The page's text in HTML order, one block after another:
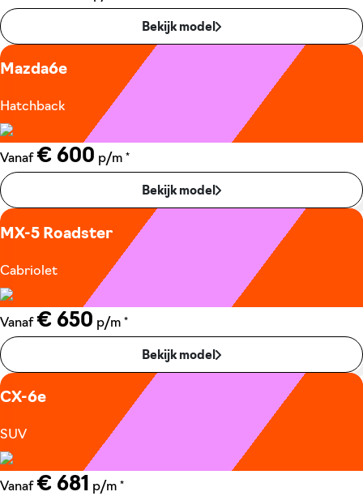
Bekijk model
Mazda6e
Hatchback
Vanaf € 600 p/m *
Bekijk model
MX-5 Roadster
Cabriolet
Vanaf€ 650 p/m *
Bekijk model
CX-6e
SUV
Vanaf € 681 p/m *